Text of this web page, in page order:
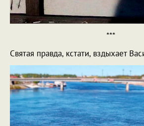
***
Святая правда, кстати, вздыхает